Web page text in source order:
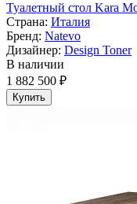
Туалетный стол Kara
Страна: Италия
Бренд: Natevo
Дизайнер: Design Toner
В наличии
1 882 500 ₽
Купить